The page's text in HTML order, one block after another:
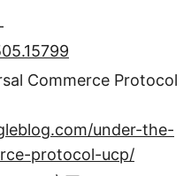
Commerce Protocol
under-the-
protocol-ucp/